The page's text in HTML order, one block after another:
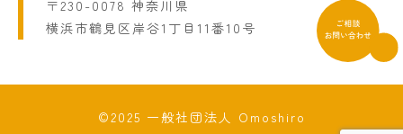
〒230-0078 神奈川県
横浜市鶴見区岸谷1丁目11番10号
©2025 一般社団法人 Omoshiro